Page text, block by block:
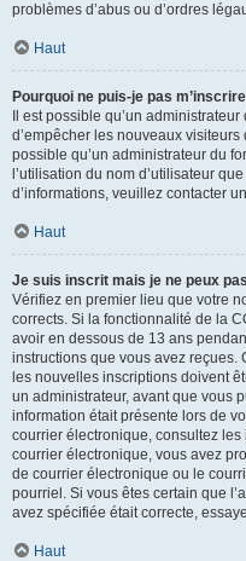
problèmes d’abus ou d’ordres
Haut
Pourquoi ne puis-je pas
Il est possible qu’un
d’empêcher les nouveaux
possible qu’un administrateur du
l’utilisation du nom d’utilisateur
d’informations, veuillez contacter
Haut
Je suis inscrit mais je ne peux
Vérifiez en premier lieu que votre
corrects. Si la fonctionnalité de la
avoir en dessous de 13 ans
instructions que vous avez reçues.
les nouvelles inscriptions doivent
un administrateur, avant que vous
information était présente lors de
courrier électronique, consultez
courrier électronique, vous avez
de courrier électronique ou le
pourriel. Si vous êtes certain que
avez spécifiée était correcte,
Haut